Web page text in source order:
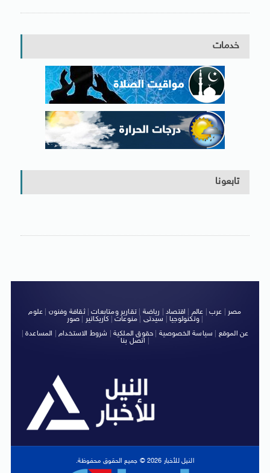
خدمات
تابعونا
مصر عرب عالم اقتصاد رياضة |تقارير ومتابعات|ثقافة وفنون
علوم
وتكنولوجيا| سيدتى منوعات كاريكاتير صور
|
عن الموقع
سياسة الخصوصية حقوق الملكية شروط الاستخدام| المساعدة|
اتصل بنا
النيل للأخبار 2026 © جميع الحقوق محفوظة.